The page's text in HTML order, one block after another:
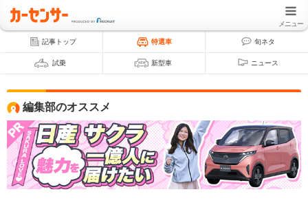
メニュー
記事トップ 特選車 旬ネタ
試乗 新型車 ニュース
編集部のオススメ